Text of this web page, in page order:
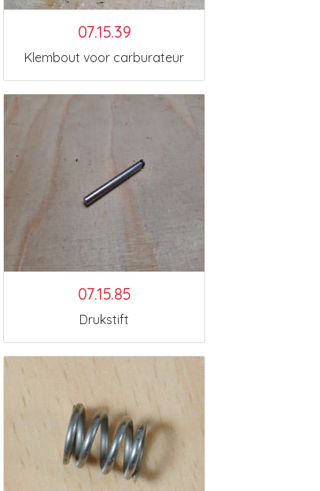
07.15.39
Klembout voor carburateur
07.15.85
Drukstift